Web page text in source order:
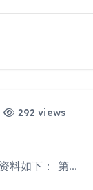
292 views
料如下： 第…